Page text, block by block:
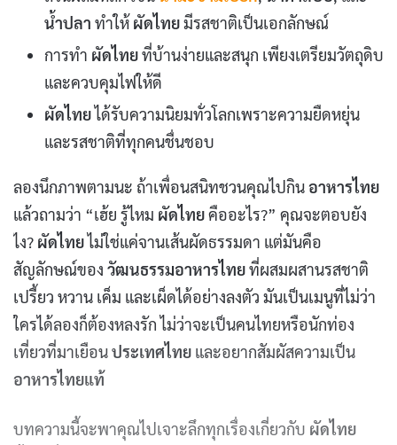
น้ำปลา ทำให้ ผัดไทยมีรสชาติเป็นเอกลักษณ์
การทำ ผัดไทยที่บ้านง่ายและสนุก เพียงเตรียมวัตถุดิบ
และควบคุมไฟให้ดี
ผัดไทยได้รับความนิยมทั่วโลกเพราะความยืดหยุ่น
และรสชาติที่ทุกคนชื่นชอบ
ลองนึกภาพตามนะ ถ้าเพื่อนสนิทชวนคุณไปกินอาหารไทย
แล้วถามว่า “เฮ้ย รู้ไหม ผัดไทยคืออะไร?” คุณจะตอบยัง
ไง? ผัดไทยไม่ใช่แค่จานเส้นผัดธรรมดา แต่มันคือ
สัญลักษณ์ของ วัฒนธรรมอาหารไทยที่ผสมผสานรสชาติ
เปรี้ยว หวาน เค็ม และเผ็ดได้อย่างลงตัว มันเป็นเมนูที่ไม่ว่า
ใครได้ลองก็ต้องหลงรัก ไม่ว่าจะเป็นคนไทยหรือนักท่อง
เที่ยวที่มาเยือนประเทศไทย และอยากสัมผัสความเป็น
อาหารไทยแท้
บทความนี้จะพาคุณไปเจาะลึกทุกเรื่องเกี่ยวกับ ผัดไทย